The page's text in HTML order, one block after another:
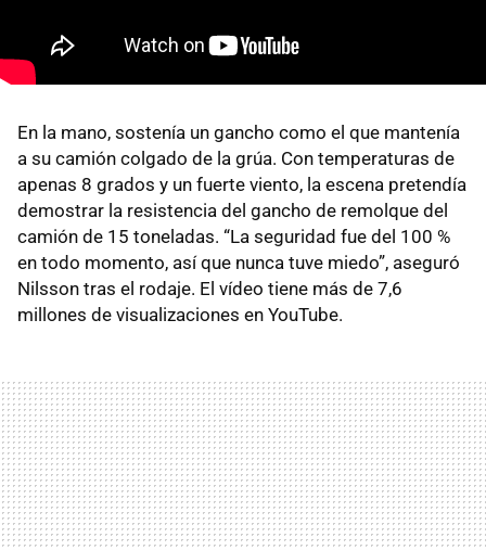
En la mano, sostenía un gancho como el que mantenía
a su camión colgado de la grúa. Con temperaturas de
apenas 8 grados y un fuerte viento, la escena pretendía
demostrar la resistencia del gancho de remolque del
camión de 15 toneladas. “La seguridad fue del 100 %
en todo momento, así que nunca tuve miedo”, aseguró
Nilsson tras el rodaje. El vídeo tiene más de 7,6
millones de visualizaciones en YouTube.